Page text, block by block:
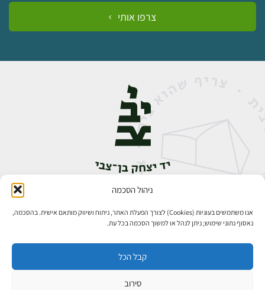
ניהול הסכמה
אנו משתמשים בעוגיות (Cookies) לצורך הפעלת האתר, ניתוח ושיווק מותאם אישית. בהסכמה,
נאסוף נתוני שימוש; ניתן לנהל או למשוך הסכמה בכל עת.
קבל הכל
סירוב
צרפו אותי
אבן גבירול 14, רחביה, ירושלים